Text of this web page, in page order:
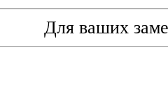
Для ваших